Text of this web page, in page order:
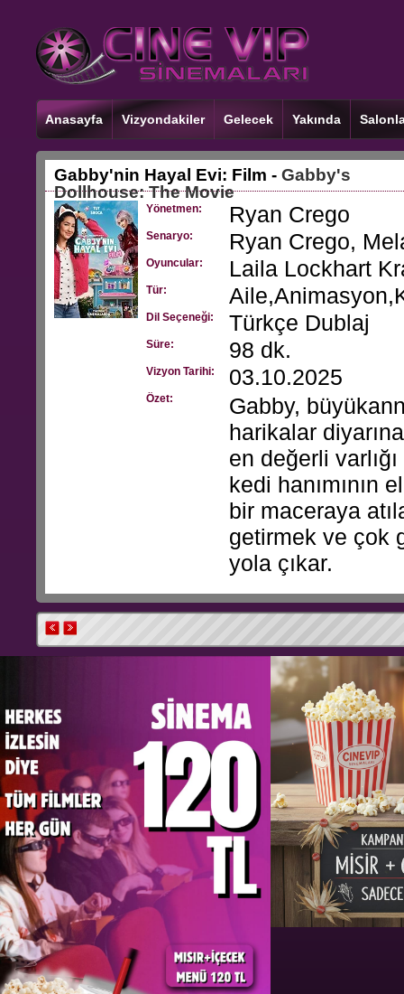
Anasayfa Vizyondakiler Gelecek Yakında
Gabby'nin Hayal Evi: Film - Gabby's
Dollhouse: The Movie
Yönetmen: Ryan Crego
Senaryo: Ryan Crego,
Oyuncular: Laila Lockhart
Tür:
Dil Seçeneği: Türkçe Dublaj
Süre: 98 dk.
Vizyon Tarihi: 03.10.2025
Özet:
Gabby,
harikalar
en değerli
kedi hanımının
bir maceraya
getirmek ve çok
yola çıkar.